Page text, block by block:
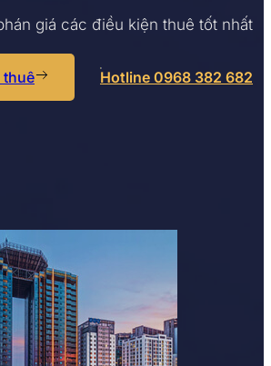
giá các điều kiện thuê tốt nhất
thuê Hotline 0968 382 682